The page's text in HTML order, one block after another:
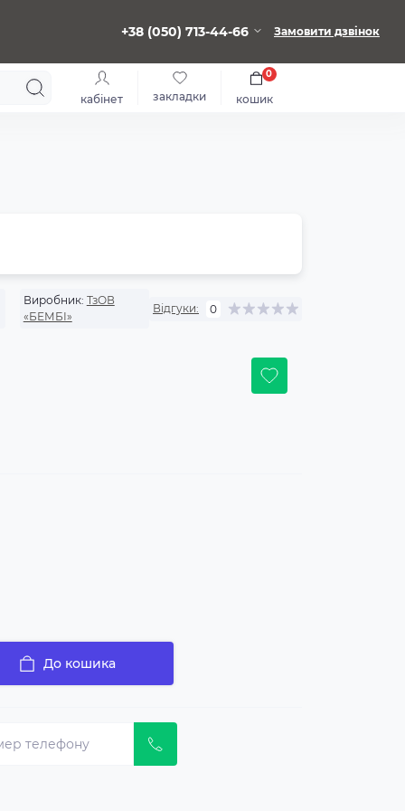
+38 (050) 713-44-66 Замовити дзвінок
кабінет закладки кошик
0
Виробник: ТзОВ
«БЕМБІ»
Відгуки: 0
До кошика